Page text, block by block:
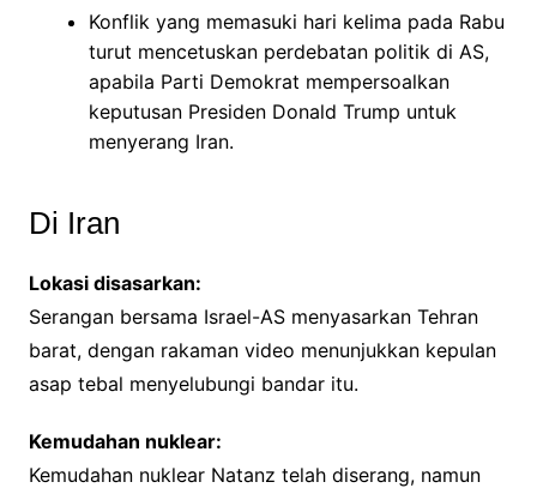
Konflik yang memasuki hari kelima pada Rabu
turut mencetuskan perdebatan politik di AS,
apabila Parti Demokrat mempersoalkan
keputusan Presiden Donald Trump untuk
menyerang Iran.
Di Iran
Lokasi disasarkan:
Serangan bersama Israel-AS menyasarkan Tehran
barat, dengan rakaman video menunjukkan kepulan
asap tebal menyelubungi bandar itu.
Kemudahan nuklear:
Kemudahan nuklear Natanz telah diserang, namun